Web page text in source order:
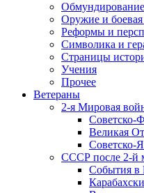
Обмундирование
Оружие и боевая
Реформы и
Символика и
Страницы
Учения
Прочее
Ветераны
2-я Мировая
Советско-
Великая
Советско-
СССР после 2-й
События в